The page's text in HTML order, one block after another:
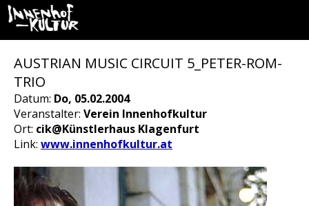
AUSTRIAN MUSIC CIRCUIT 5_PETER-ROM-
TRIO
Datum: Do, 05.02.2004
Veranstalter: Verein Innenhofkultur
Ort: cik@Künstlerhaus Klagenfurt
Link: www.innenhofkultur.at